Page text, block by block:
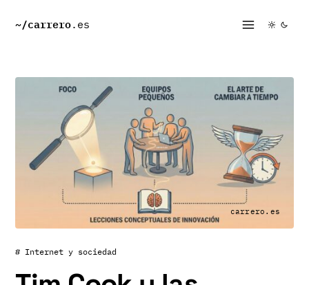
~/carrero.es
carrero.es
# Internet y sociedad